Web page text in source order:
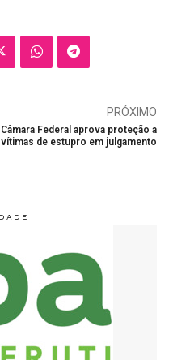
PRÓXIMO
Câmara Federal aprova proteção a
vítimas de estupro em julgamento